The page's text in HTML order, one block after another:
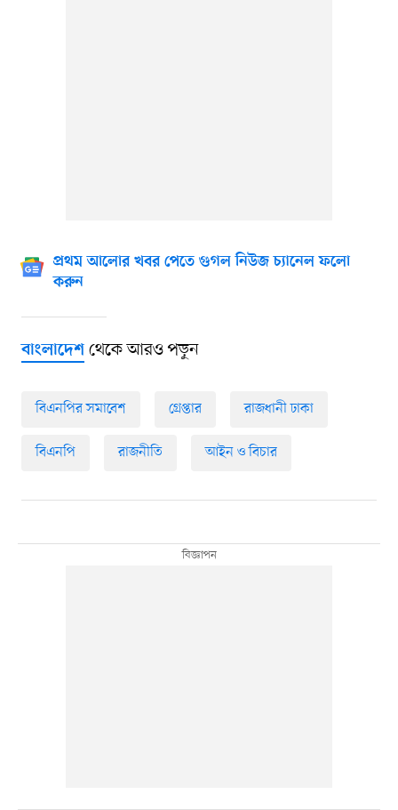
প্রথম আলোর খবর পেতে গুগল নিউজ চ্যানেল ফলো
করুন
বাংলাদেশথেকে আরও পড়ুন
বিএনপির সমাবেশ গ্রেপ্তার রাজধানী ঢাকা
বিএনপি রাজনীতি আইন ও বিচার